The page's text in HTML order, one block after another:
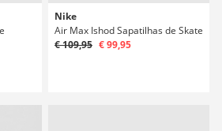
Nike
Air Max Ishod Sapatilhas de Skate
€ 109,95 € 99,95